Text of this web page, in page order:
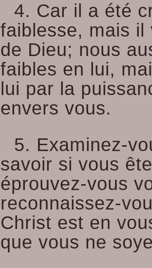
4. Car il a été
faiblesse, mais
de Dieu; nous
faibles en lui,
lui par la
envers vous.
5. Examinez-
savoir si vous
éprouvez-vous
reconnaissez-
Christ est en
que vous ne